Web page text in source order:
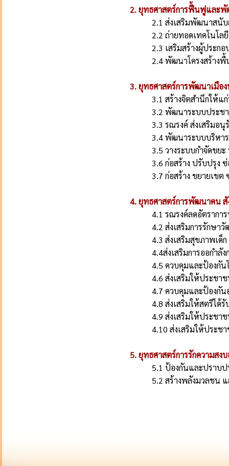
2. ยุทธศาสตร์การฟื้นฟูและพั
2.1 ส่งเสริมพัฒนาสนั
2.2 ถ่ายทอดเทคโนโล
2.3 เสริมสร้างผู้ประก
2.4 พัฒนาโครงสร้างพื้
3. ยุทธศาสตร์การพัฒนาเมือ
3.1 สร้างจิตสำนึกให้
3.2 พัฒนาระบบประช
3.3 รณรงค์ ส่งเสริมอ
3.4 พัฒนาระบบบริหา
3.5 วางระบบกำจัดขย
3.6 ก่อสร้าง ปรับปรุง
3.7 ก่อสร้าง ขยายเข
4. ยุทธศาสตร์การพัฒนาคน
4.1 รณรงค์ลดอัตรากา
4.2 ส่งเสริมการรักษา
4.3 ส่งเสริมสุขภาพเ
4.4ส่งเสริมการออกำลั
4.5 ควบคุมและป้องกัน
4.6 ส่งเสริมให้ประช
4.7 ควบคุมและป้องกัน
4.8 ส่งเสริมให้สตรีได้
4.9 ส่งเสริมให้ประชา
4.10 ส่งเสริมให้ประ
5. ยุทธศาสตร์การรักความส
5.1 ป้องกันและปราบ
5.2 สร้างพลังมวลชน